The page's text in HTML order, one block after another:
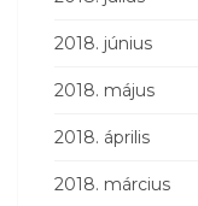
2018. június
2018. május
2018. április
2018. március